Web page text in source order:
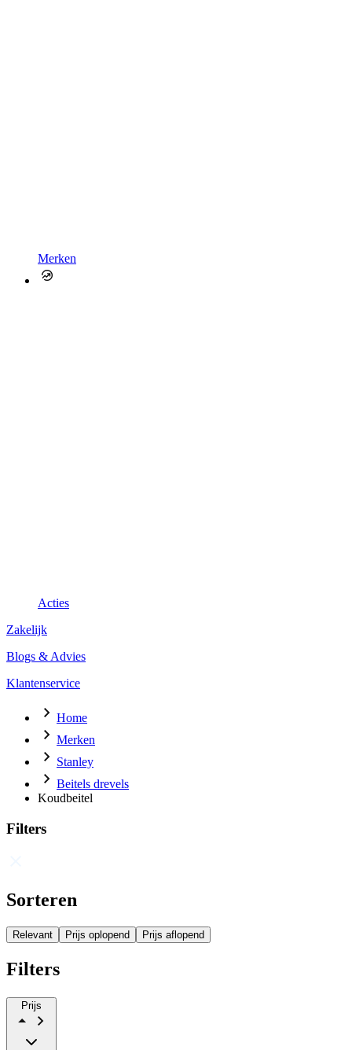
Merken
Acties
Zakelijk
Blogs & Advies
Klantenservice
Home
Merken
Stanley
Beitels drevels
Koudbeitel
Filters
Sorteren
Relevant Prijs oplopend Prijs aflopend
Filters
Prijs